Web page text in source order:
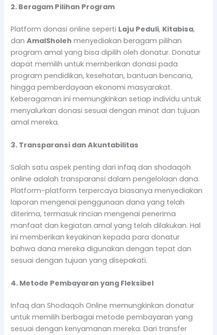
2. Beragam Pilihan Program
Platform donasi online seperti Laju Peduli, Kitabisa,
danAmalSholeh menyediakan beragam pilihan
program amal yang bisa dipilih oleh donatur. Donatur
dapat memilih untuk memberikan donasi pada
program pendidikan, kesehatan, bantuan bencana,
hingga pemberdayaan ekonomi masyarakat.
Keberagaman ini memungkinkan setiap individu untuk
menyalurkan donasi sesuai dengan minat dan tujuan
amal mereka.
3. Transparansi dan Akuntabilitas
Salah satu aspek penting dari infaq dan shodaqoh
online adalah transparansi dalam pengelolaan dana.
Platform-platform terpercaya biasanya menyediakan
laporan mengenai penggunaan dana yang telah
diterima, termasuk rincian mengenai penerima
manfaat dan kegiatan amal yang telah dilakukan. Hal
ini memberikan keyakinan kepada para donatur
bahwa dana mereka digunakan dengan tepat dan
sesuai dengan tujuan yang disepakati.
4. Metode Pembayaran yang Fleksibel
Infaq dan Shodaqoh Online memungkinkan donatur
untuk memilih berbagai metode pembayaran yang
sesuai dengan kenyamanan mereka. Dari transfer